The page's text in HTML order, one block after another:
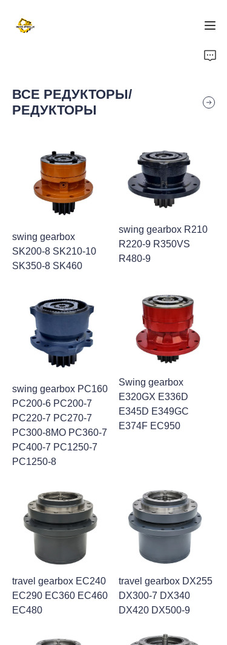
ВСЕ РЕДУКТОРЫ/
РЕДУКТОРЫ
swing gearbox
SK200-8 SK210-10
SK350-8 SK460
swing gearbox R210
R220-9 R350VS
R480-9
swing gearbox PC160
PC200-6 PC200-7
PC220-7 PC270-7
PC300-8MO PC360-7
PC400-7 PC1250-7
PC1250-8
Swing gearbox
E320GX E336D
E345D E349GC
E374F EC950
travel gearbox EC240
EC290 EC360 EC460
EC480
travel gearbox DX255
DX300-7 DX340
DX420 DX500-9
ТОВАРЫ
СВЯЗАТЬСЯ С НАМИ
О НАС